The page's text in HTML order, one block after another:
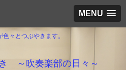
MENU
々とつぶやきます。
～吹奏楽部の日々～